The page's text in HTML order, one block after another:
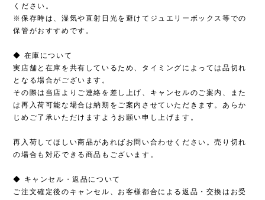
ください。
※保存時は、湿気や直射日光を避けてジュエリーボックス等での
保管がおすすめです。
◆ 在庫について
実店舗と在庫を共有しているため、タイミングによっては品切れ
となる場合がございます。
その際は当店よりご連絡を差し上げ、キャンセルのご案内、また
は再入荷可能な場合は納期をご案内させていただきます。あらか
じめご了承いただけますようお願い申し上げます。
再入荷してほしい商品があればお問い合わせください。売り切れ
の場合も対応できる商品もございます。
◆ キャンセル・返品について
ご注文確定後のキャンセル、お客様都合による返品・交換はお受